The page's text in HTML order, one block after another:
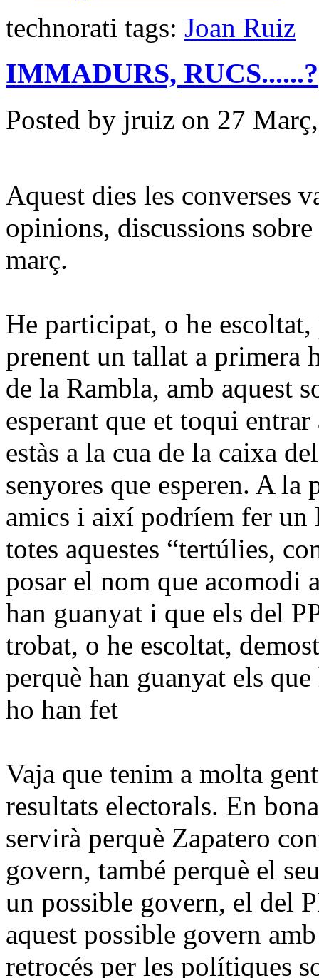
technorati tags: Joan Ruiz
IMMADURS, RUCS......?
Posted by jruiz on 27
Aquest dies les converses
opinions, discussions
març.
He participat, o he
prenent un tallat a primera
de la Rambla, amb aquest
esperant que et toqui
estàs a la cua de la caixa
senyores que esperen. A la
amics i així podríem fer un
totes aquestes “tertúlies,
posar el nom que acomodi
han guanyat i que els del
trobat, o he escoltat,
perquè han guanyat els
ho han fet
Vaja que tenim a molta
resultats electorals. En
servirà perquè Zapatero
govern, també perquè el
un possible govern, el del
aquest possible govern
retrocés per les polítiques